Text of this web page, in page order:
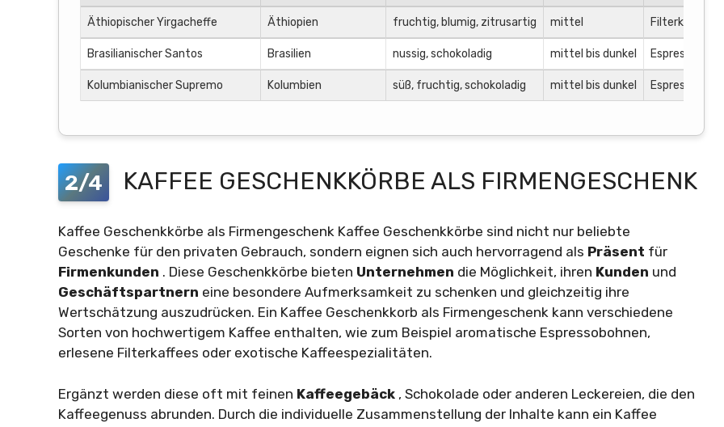
Äthiopischer Yirgacheffe Äthiopien fruchtig, blumig, zitrusartig mittel Filterkaffee
Brasilianischer Santos Brasilien nussig, schokoladig mittel bis dunkel Espresso,
Kolumbianischer Supremo Kolumbien süß, fruchtig, schokoladig mittel bis dunkel Espresso,
2/4 KAFFEE GESCHENKKÖRBE ALS FIRMENGESCHENK
Kaffee Geschenkkörbe als Firmengeschenk Kaffee Geschenkkörbe sind nicht nur beliebte
Geschenke für den privaten Gebrauch, sondern eignen sich auch hervorragend als Präsent für
Firmenkunden . Diese Geschenkkörbe bieten Unternehmen die Möglichkeit, ihren Kunden und
Geschäftspartnern eine besondere Aufmerksamkeit zu schenken und gleichzeitig ihre
Wertschätzung auszudrücken. Ein Kaffee Geschenkkorb als Firmengeschenk kann verschiedene
Sorten von hochwertigem Kaffee enthalten, wie zum Beispiel aromatische Espressobohnen,
erlesene Filterkaffees oder exotische Kaffeespezialitäten.
Ergänzt werden diese oft mit feinen Kaffeegebäck , Schokolade oder anderen Leckereien, die den
Kaffeegenuss abrunden. Durch die individuelle Zusammenstellung der Inhalte kann ein Kaffee